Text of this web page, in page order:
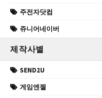
주전자닷컴
쥬니어네이버
제작사별
SEND2U
게임엔젤